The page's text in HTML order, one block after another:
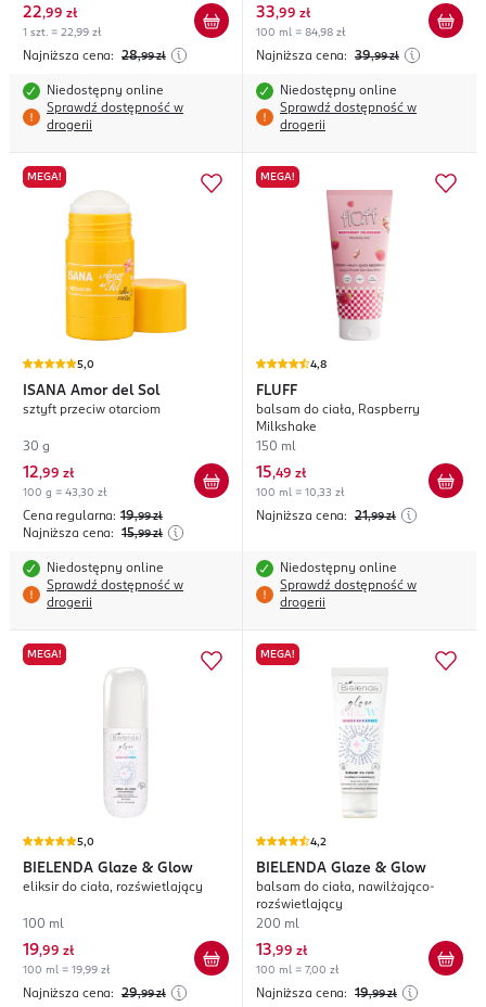
22,99 zł
1 szt. = 22,99 zł
Najniższa cena: 28,99 zł
Niedostępny online
Sprawdź dostępność w
drogerii
33,99 zł
100 ml = 84,98 zł
Najniższa cena: 39,99 zł
Niedostępny online
Sprawdź dostępność w
drogerii
MEGA!
5,0
ISANA Amor del Sol
sztyft przeciw otarciom
30 g
12,99 zł
100 g = 43,30 zł
Cena regularna: 19,99 zł
Najniższa cena: 15,99 zł
Niedostępny online
Sprawdź dostępność w
drogerii
MEGA!
4,8
FLUFF
balsam do ciała, Raspberry
Milkshake
150 ml
15,49 zł
100 ml = 10,33 zł
Najniższa cena: 21,99 zł
Niedostępny online
Sprawdź dostępność w
drogerii
MEGA!
5,0
BIELENDA Glaze & Glow
eliksir do ciała, rozświetlający
100 ml
19,99 zł
100 ml = 19,99 zł
Najniższa cena: 29,99 zł
MEGA!
4,2
BIELENDA Glaze & Glow
balsam do ciała, nawilżająco-
rozświetlający
200 ml
13,99 zł
100 ml = 7,00 zł
Najniższa cena: 19,99 zł